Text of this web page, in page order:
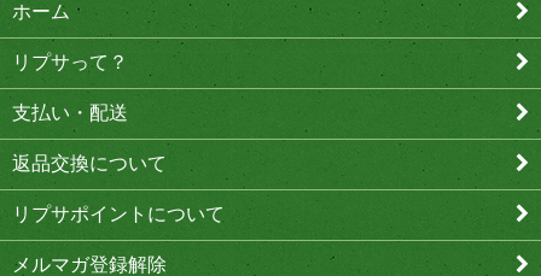
ホーム
リプサって？
支払い・配送
返品交換について
リプサポイントについて
メルマガ登録解除